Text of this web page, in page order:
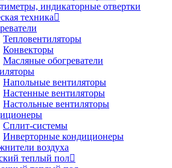
индикаторные отвертки
техника
Тепловентиляторы
Конвекторы
Масляные обогреватели
Напольные вентиляторы
Настенные вентиляторы
Настольные вентиляторы
Сплит-системы
Инверторные кондиционеры
воздуха
теплый пол